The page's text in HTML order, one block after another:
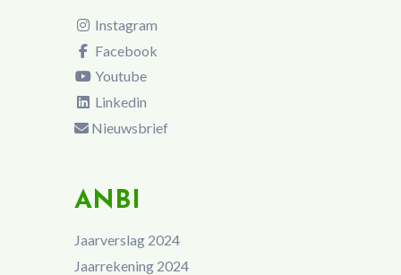
Instagram
Facebook
Youtube
Linkedin
Nieuwsbrief
ANBI
Jaarverslag 2024
Jaarrekening 2024